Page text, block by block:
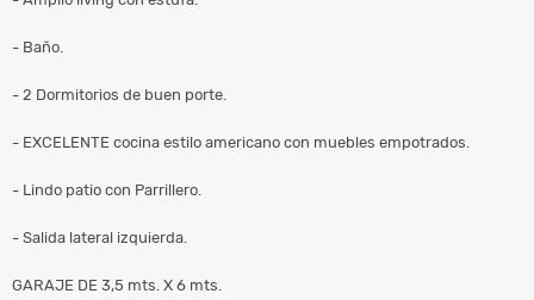
- Baño.
- 2 Dormitorios de buen porte.
- EXCELENTE cocina estilo americano con muebles empotrados.
- Lindo patio con Parrillero.
- Salida lateral izquierda.
GARAJE DE 3,5 mts. X 6 mts.